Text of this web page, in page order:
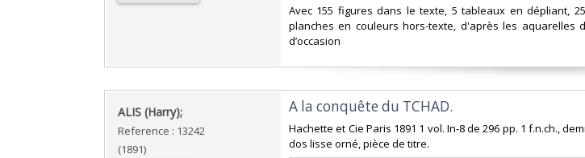
‎Avec 155 figures dans le texte, 5 tableaux en dépliant,
planches en couleurs hors-texte, d'après les aquarelles
d’occasion ‎
‎ALIS (Harry);‎
Reference : 13242
(1891)
‎A la conquête du TCHAD. ‎
‎Hachette et Cie Paris 1891 1 vol. In-8 de 296 pp. 1 f.n.ch.,
dos lisse orné, pièce de titre.‎